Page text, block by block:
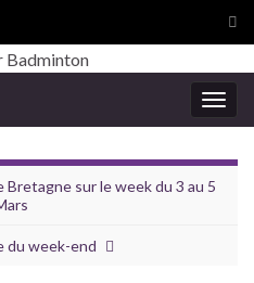
sur le week du 3 au 5
du week-end